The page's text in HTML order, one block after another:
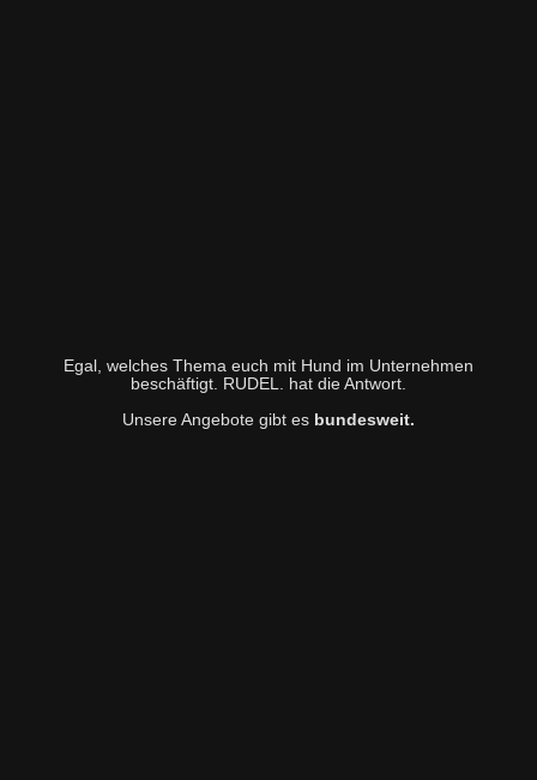
Egal, welches Thema euch mit Hund im Unternehmen
beschäftigt. RUDEL. hat die Antwort.
Unsere Angebote gibt es bundesweit.